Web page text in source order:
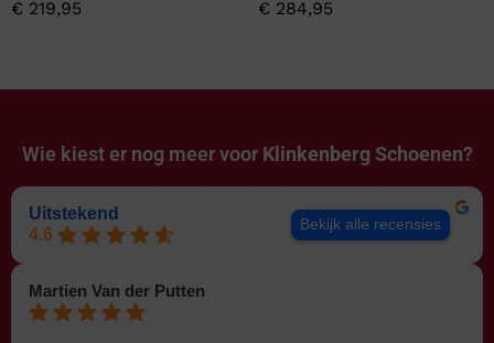
€ 219,95 € 284,95
Wie kiest er nog meer voor Klinkenberg Schoenen?
Uitstekend
4.6
Bekijk alle recensies
Martien Van der Putten